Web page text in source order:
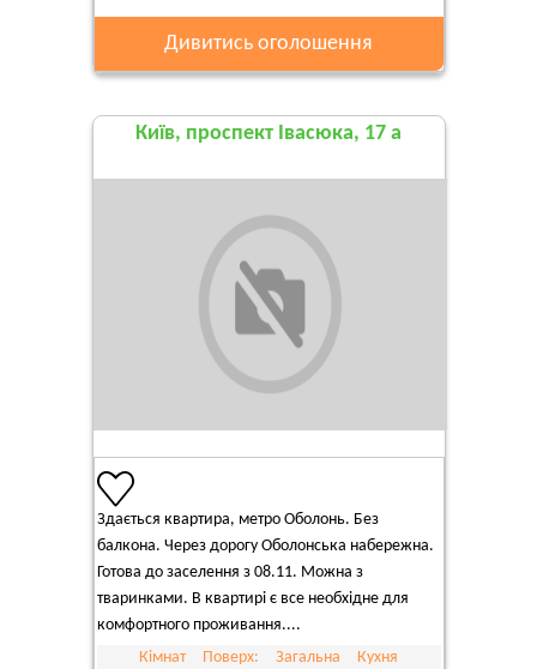
Дивитись оголошення
Київ, проспект Івасюка, 17 а
Здається квартира, метро Оболонь. Без
балкона. Через дорогу Оболонська набережна.
Готова до заселення з 08.11. Можна з
тваринками. В квартирі є все необхідне для
комфортного проживання....
Кімнат
Поверх: Загальна Кухня